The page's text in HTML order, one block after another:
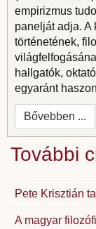
empirizmus
panelját adja. A
történetének,
hallgatók,
egyaránt
Bővebben ...
További
Pete Krisztián
A magyar